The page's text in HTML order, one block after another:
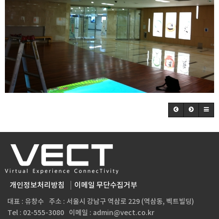
개인정보처리방침
이메일 무단수집거부
대표 : 유창수
주소 : 서울시 강남구 역삼로 229 (역삼동, 벡트빌딩)
Tel : 02-555-3080
이메일 : admin@vect.co.kr